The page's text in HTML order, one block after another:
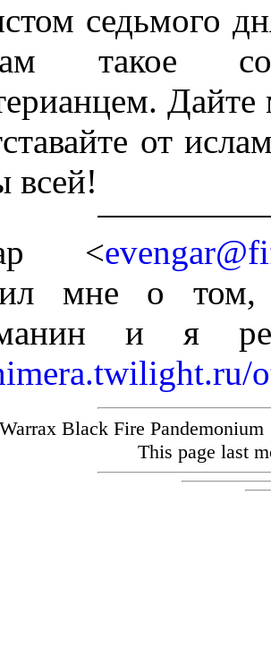
седьмого
такое
Дайте
от
всей!
<
мне о том,
и я
Warrax Black Fire
This page last